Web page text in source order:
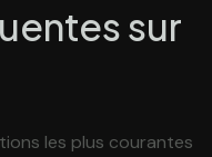
sur
les plus courantes